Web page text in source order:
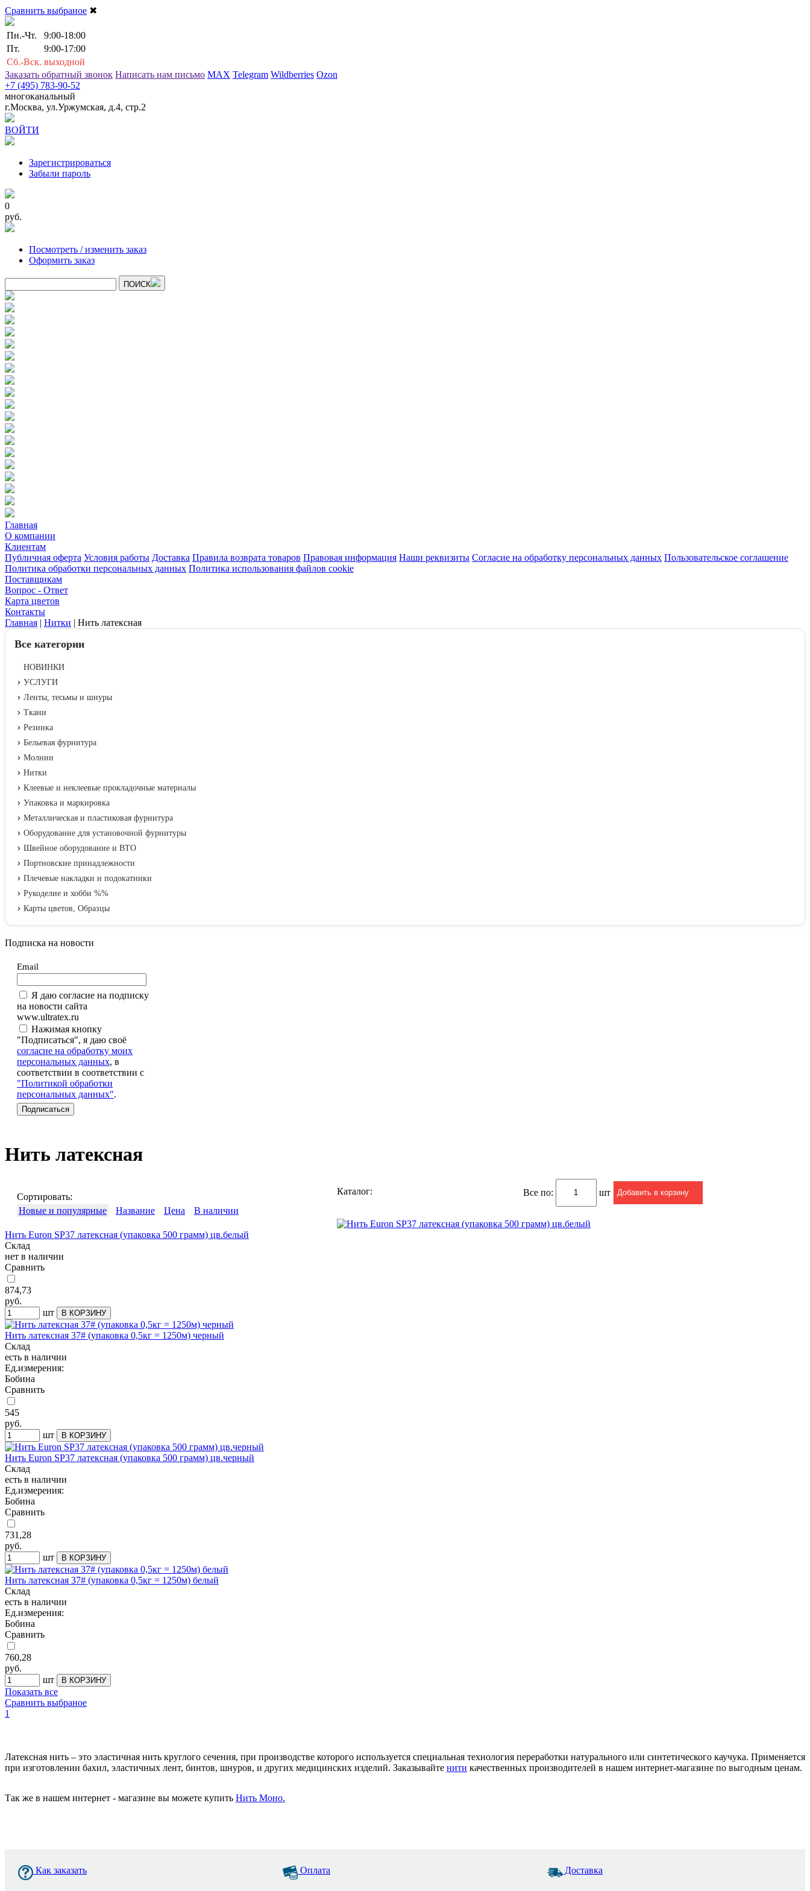
Сравнить выбраное ✖
Пн.-Чт.
9:00-18:00
Пт.
9:00-17:00
Сб.-Вск. выходной
Заказать обратный звонок Написать нам письмо MAX Telegram Wildberries Ozon
+7 (495) 783-90-52
многоканальный
г.Москва, ул.Уржумская, д.4, стр.2
ВОЙТИ
Зарегистрироваться
Забыли пароль
0
руб.
Посмотреть / изменить заказ
Оформить заказ
ПОИСК
Главная
О компании
Клиентам
Публичная оферта Условия работы Доставка Правила возврата товаров Правовая информация Наши реквизиты Согласие на обработку персональных данных Пользовательское соглашение
Политика обработки персональных данных Политика использования файлов cookie
Поставщикам
Вопрос - Ответ
Карта цветов
Контакты
Главная | Нитки | Нить латексная
Все категории
НОВИНКИ
УСЛУГИ
Ленты, тесьмы и шнуры
Ткани
Резинка
Бельевая фурнитура
Молнии
Нитки
Клеевые и неклеевые прокладочные материалы
Упаковка и маркировка
Металлическая и пластиковая фурнитура
Оборудование для установочной фурнитуры
Швейное оборудование и ВТО
Портновские принадлежности
Плечевые накладки и подокатники
Рукоделие и хобби %%
Карты цветов, Образцы
Подписка на новости
Email
Я даю согласие на подписку
на новости сайта
www.ultratex.ru
Нажимая кнопку
"Подписаться", я даю своё
согласие на обработку моих
персональных данных, в
соответствии в соответствии с
"Политикой обработки
персональных данных".
Нить латексная
Сортировать:
Новые и популярные
Название Цена В наличии
Каталог: Все по: шт
Нить Euron SP37 латексная (упаковка 500 грамм) цв.белый
Склад
нет в наличии
Сравнить
874,73
руб.
шт
Нить латексная 37# (упаковка 0,5кг = 1250м) черный
Склад
есть в наличии
Ед.измерения:
Бобина
Сравнить
545
руб.
шт
Нить Euron SP37 латексная (упаковка 500 грамм) цв.черный
Склад
есть в наличии
Ед.измерения:
Бобина
Сравнить
731,28
руб.
шт
Нить латексная 37# (упаковка 0,5кг = 1250м) белый
Склад
есть в наличии
Ед.измерения:
Бобина
Сравнить
760,28
руб.
шт
Показать все
Сравнить выбраное
1
Латексная нить – это эластичная нить круглого сечения, при производстве которого используется специальная технология переработки натурального или синтетического каучука. Применяется
при изготовлении бахил, эластичных лент, бинтов, шнуров, и других медицинских изделий. Заказывайте нити качественных производителей в нашем интернет-магазине по выгодным ценам.
Так же в нашем интернет - магазине вы можете купить Нить Моно.
Как заказать Оплата Доставка